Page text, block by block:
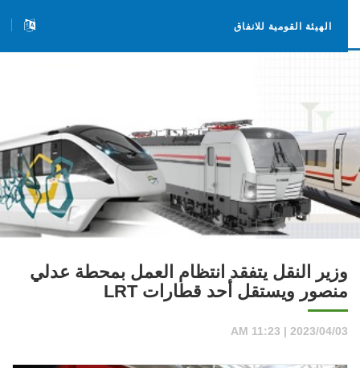
الهيئة القومية للانفاق
وزير النقل يتفقد انتظام العمل بمحطة عدلي
منصور ويستقل أحد قطارات LRT
2023/04/03 | 11:23 AM